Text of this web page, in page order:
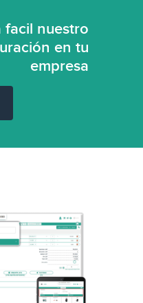
facil nuestro
en tu
empresa